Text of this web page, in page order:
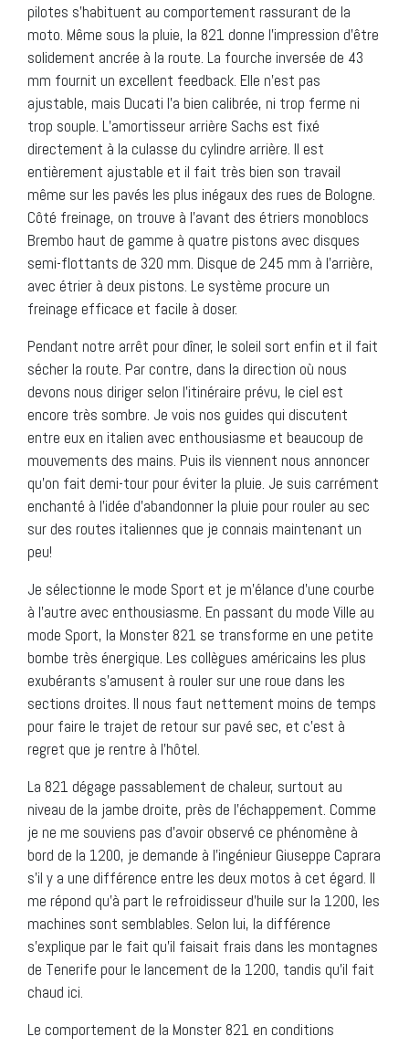
pilotes s’habituent au comportement rassurant de la
moto. Même sous la pluie, la 821 donne l’impression d’être
solidement ancrée à la route. La fourche inversée de 43
mm fournit un excellent feedback. Elle n’est pas
ajustable, mais Ducati l’a bien calibrée, ni trop ferme ni
trop souple. L’amortisseur arrière Sachs est fixé
directement à la culasse du cylindre arrière. Il est
entièrement ajustable et il fait très bien son travail
même sur les pavés les plus inégaux des rues de Bologne.
Côté freinage, on trouve à l’avant des étriers monoblocs
Brembo haut de gamme à quatre pistons avec disques
semi-flottants de 320 mm. Disque de 245 mm à l’arrière,
avec étrier à deux pistons. Le système procure un
freinage efficace et facile à doser.
Pendant notre arrêt pour dîner, le soleil sort enfin et il fait
sécher la route. Par contre, dans la direction où nous
devons nous diriger selon l’itinéraire prévu, le ciel est
encore très sombre. Je vois nos guides qui discutent
entre eux en italien avec enthousiasme et beaucoup de
mouvements des mains. Puis ils viennent nous annoncer
qu’on fait demi-tour pour éviter la pluie. Je suis carrément
enchanté à l’idée d’abandonner la pluie pour rouler au sec
sur des routes italiennes que je connais maintenant un
peu!
Je sélectionne le mode Sport et je m’élance d’une courbe
à l’autre avec enthousiasme. En passant du mode Ville au
mode Sport, la Monster 821 se transforme en une petite
bombe très énergique. Les collègues américains les plus
exubérants s’amusent à rouler sur une roue dans les
sections droites. Il nous faut nettement moins de temps
pour faire le trajet de retour sur pavé sec, et c’est à
regret que je rentre à l’hôtel.
La 821 dégage passablement de chaleur, surtout au
niveau de la jambe droite, près de l’échappement. Comme
je ne me souviens pas d’avoir observé ce phénomène à
bord de la 1200, je demande à l’ingénieur Giuseppe Caprara
s’il y a une différence entre les deux motos à cet égard. Il
me répond qu’à part le refroidisseur d’huile sur la 1200, les
machines sont semblables. Selon lui, la différence
s’explique par le fait qu’il faisait frais dans les montagnes
de Tenerife pour le lancement de la 1200, tandis qu’il fait
chaud ici.
Le comportement de la Monster 821 en conditions